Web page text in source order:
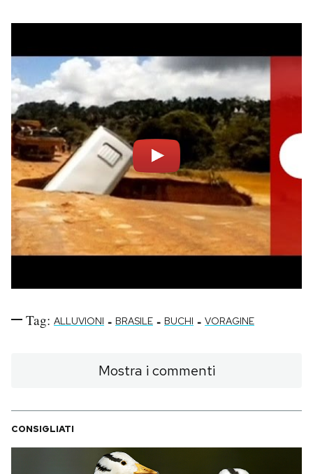
Tag: ALLUVIONI - BRASILE - BUCHI - VORAGINE
Mostra i commenti
CONSIGLIATI